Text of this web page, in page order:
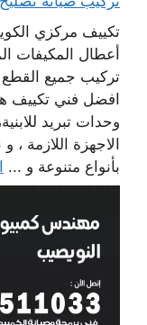
تكييف مركزي
أعطال المكيفات
تركيب جميع القطع
افضل فني تكييف
وحدات تبريد
الاجهزة اللازمة
بأنواع متنوعة و ...